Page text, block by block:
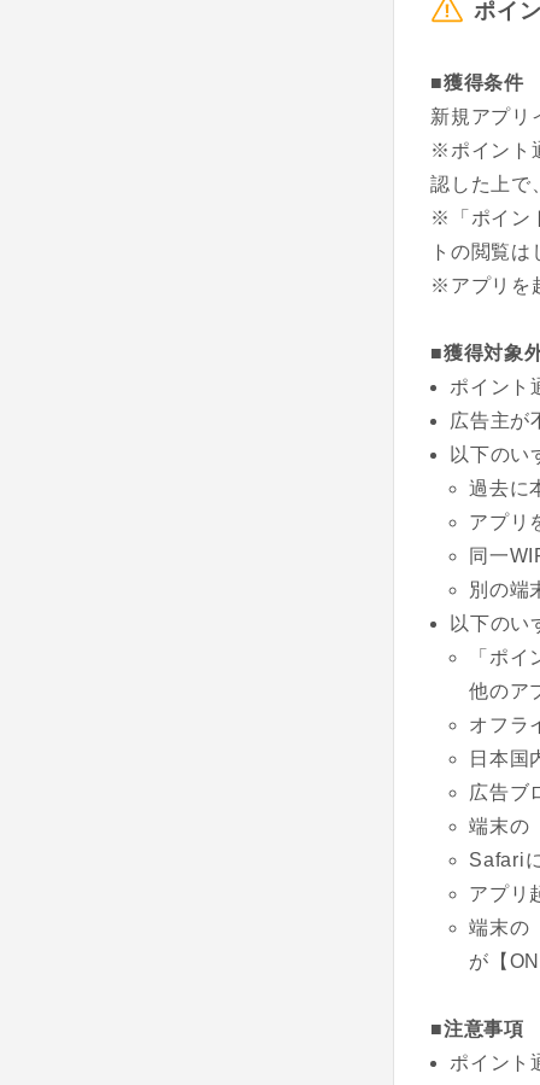
ポイ
■獲得条件
新規アプリ
※ポイント
認した上で
※「ポイン
トの閲覧
※アプリを
■獲得対象
ポイント
広告主が
以下のい
過去に
アプリ
同一
別の端
以下のい
「ポ
他のア
オフラ
日本国
広告ブ
端末の
Safari
アプリ
端末の
が【
■注意事項
ポイント